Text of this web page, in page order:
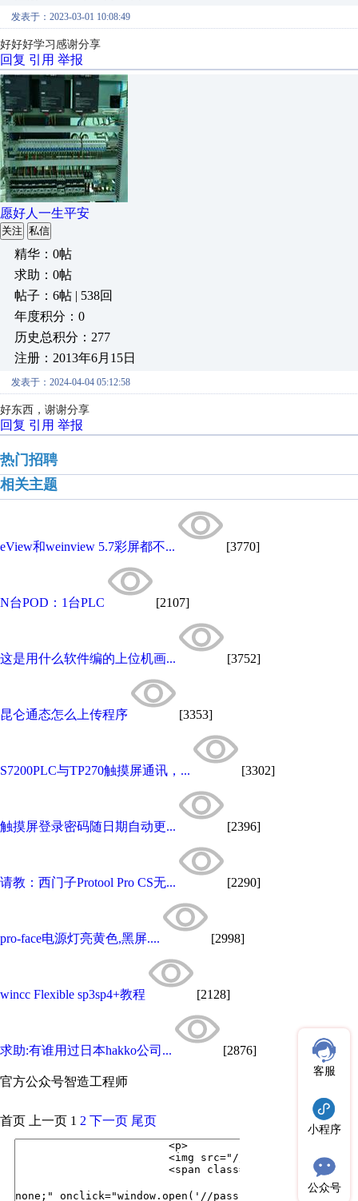
发表于：2023-03-01 10:08:49
好好好学习感谢分享
回复 引用 举报
愿好人一生平安
关注 私信
精华：0帖
求助：0帖
帖子：6帖 | 538回
年度积分：0
历史总积分：277
注册：2013年6月15日
发表于：2024-04-04 05:12:58
好东西，谢谢分享
回复 引用 举报
热门招聘
相关主题
eView和weinview 5.7彩屏都不... [3770]
N台POD：1台PLC [2107]
这是用什么软件编的上位机画... [3752]
昆仑通态怎么上传程序 [3353]
S7200PLC与TP270触摸屏通讯，... [3302]
触摸屏登录密码随日期自动更... [2396]
请教：西门子Protool Pro CS无... [2290]
pro-face电源灯亮黄色,黑屏.... [2998]
wincc Flexible sp3sp4+教程 [2128]
求助:有谁用过日本hakko公司... [2876]
官方公众号智造工程师
客服
小程序
公众号
首页 上一页 1 2 下一页 尾页